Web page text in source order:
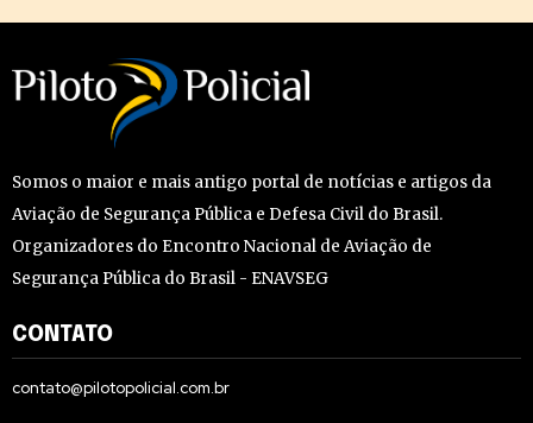
Somos o maior e mais antigo portal de notícias e artigos da
Aviação de Segurança Pública e Defesa Civil do Brasil.
Organizadores do Encontro Nacional de Aviação de
Segurança Pública do Brasil - ENAVSEG
CONTATO
contato@pilotopolicial.com.br